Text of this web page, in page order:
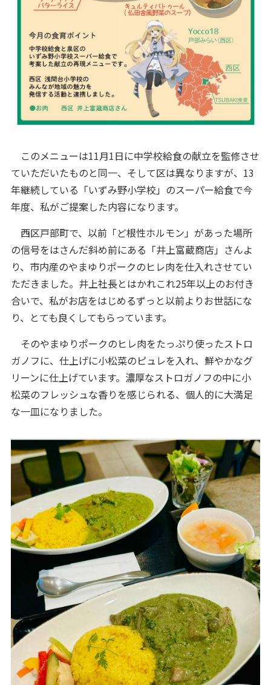
このメニューは11月1日に中学校給食の献立を監修させ
ていただいたものと同一、そして区は異なりますが、13
年継続している「いずみ野小学校」のスーパー給食で今
年度、私がご提案した内容になります。
西区戸部町で、以前「ど根性ホルモン」があった場所
の信号をはさんだ斜め前にある「井上富蔵商店」さんよ
り、市内産のやまゆりポークのヒレ肉を仕入れさせてい
ただきました。井上社長とはかれこれ25年以上のお付き
合いで、私がお店をはじめるずっと以前よりお世話にな
り、とても良くしてもらっています。
そのやまゆりポークのヒレ肉をたっぷり使ったストロ
ガノフに、仕上げに小松菜のピュレを入れ、鮮やかなグ
リーンに仕上げています。濃厚なストロガノフの中に小
松菜のフレッシュな香りを感じられる、個人的に大満足
な一皿になりました。